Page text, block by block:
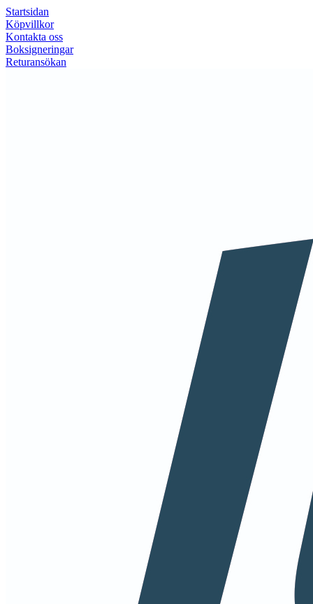
Startsidan
Köpvillkor
Kontakta oss
Boksigneringar
Returansökan